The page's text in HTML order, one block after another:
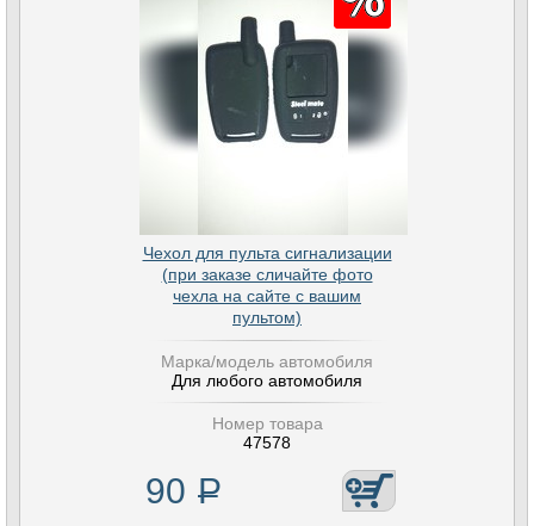
Чехол для пульта сигнализации
(при заказе сличайте фото
чехла на сайте с вашим
пультом)
Марка/модель автомобиля
Для любого автомобиля
Номер товара
47578
90 Р